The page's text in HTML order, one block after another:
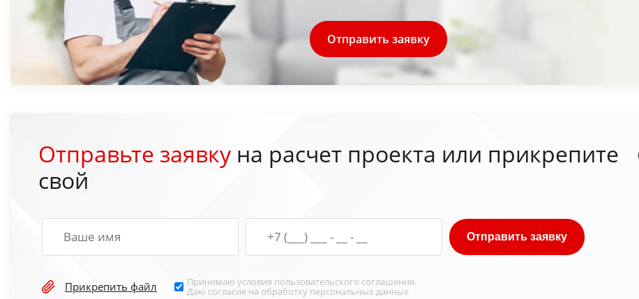
Отправить заявку
Отправьте заявку на расчет проекта или прикрепите
свой
Отправить заявку
Прикрепить файл Принимаю условия пользовательского соглашения.
Даю согласие на обработку персональных данных